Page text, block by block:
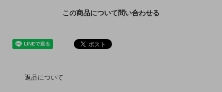
この商品について問い合わせる
返品について